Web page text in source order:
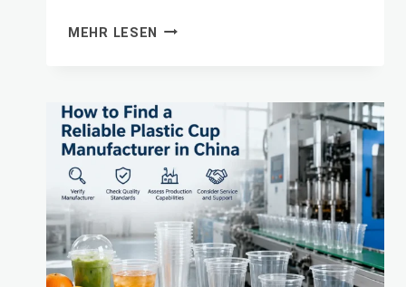
MEHR LESEN
IN
QUALITÄTSKONTROLLE